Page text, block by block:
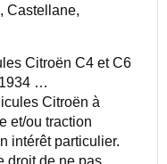
Castellane,
Citroën C4 et C6
…
Citroën à
et/ou traction
intérêt particulier.
droit de ne pas